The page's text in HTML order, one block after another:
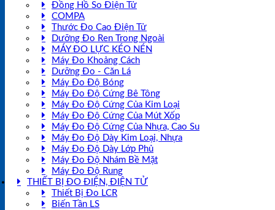
Đồng Hồ So Điện Tử
COMPA
Thước Đo Cao Điện Tử
Dưỡng Đo Ren Trong Ngoài
MÁY ĐO LỰC KÉO NÉN
Máy Đo Khoảng Cách
Dưỡng Đo - Căn Lá
Máy Đo Độ Bóng
Máy Đo Độ Cứng Bê Tông
Máy Đo Độ Cứng Của Kim Loại
Máy Đo Độ Cứng Của Mút Xốp
Máy Đo Độ Cứng Của Nhựa, Cao Su
Máy Đo Độ Dày Kim Loại, Nhựa
Máy Đo Độ Dày Lớp Phủ
Máy Đo Độ Nhám Bề Mặt
Máy Đo Độ Rung
THIẾT BỊ ĐO ĐIỆN, ĐIỆN TỬ
Thiết Bị Đo LCR
Biến Tần LS